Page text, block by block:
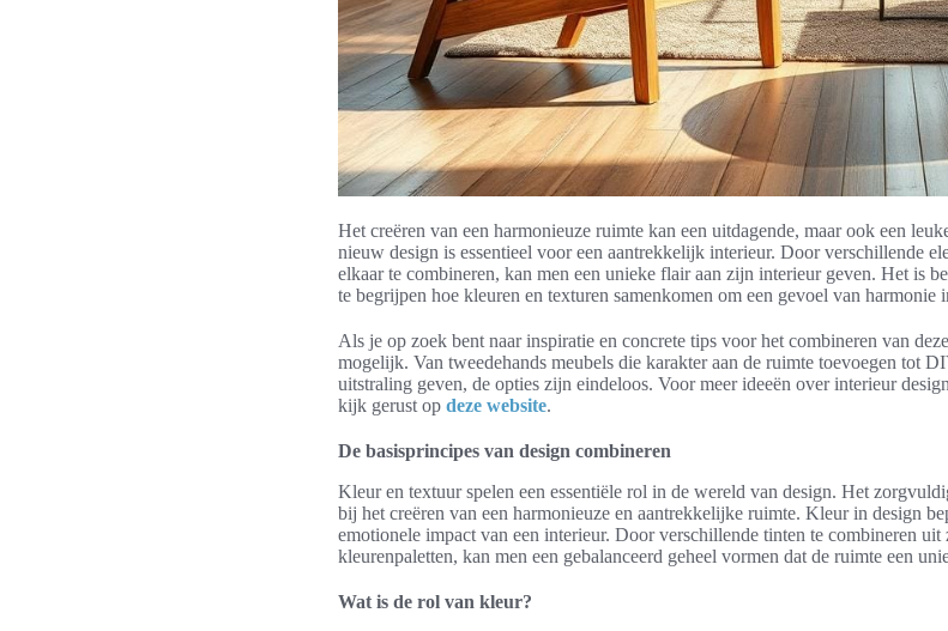
Het creëren van een harmonieuze ruimte kan een uitdagende, maar ook een
nieuw design is essentieel voor een aantrekkelijk interieur. Door verschillende
elkaar te combineren, kan men een unieke flair aan zijn interieur geven. Het is
te begrijpen hoe kleuren en texturen samenkomen om een gevoel van harmonie
Als je op zoek bent naar inspiratie en concrete tips voor het combineren van
mogelijk. Van tweedehands meubels die karakter aan de ruimte toevoegen tot
uitstraling geven, de opties zijn eindeloos. Voor meer ideeën over interieur
kijk gerust op deze website.
De basisprincipes van design combineren
Kleur en textuur spelen een essentiële rol in de wereld van design. Het
bij het creëren van een harmonieuze en aantrekkelijke ruimte. Kleur in design
emotionele impact van een interieur. Door verschillende tinten te combineren
kleurenpaletten, kan men een gebalanceerd geheel vormen dat de ruimte een
Wat is de rol van kleur?